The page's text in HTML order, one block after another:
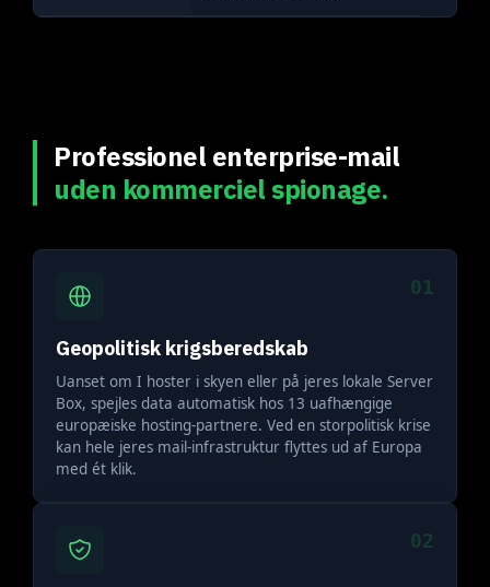
Professionel enterprise-mail
uden kommerciel spionage.
01
Geopolitisk krigsberedskab
Uanset om I hoster i skyen eller på jeres lokale Server
Box, spejles data automatisk hos 13 uafhængige
europæiske hosting-partnere. Ved en storpolitisk krise
kan hele jeres mail-infrastruktur flyttes ud af Europa
med ét klik.
02